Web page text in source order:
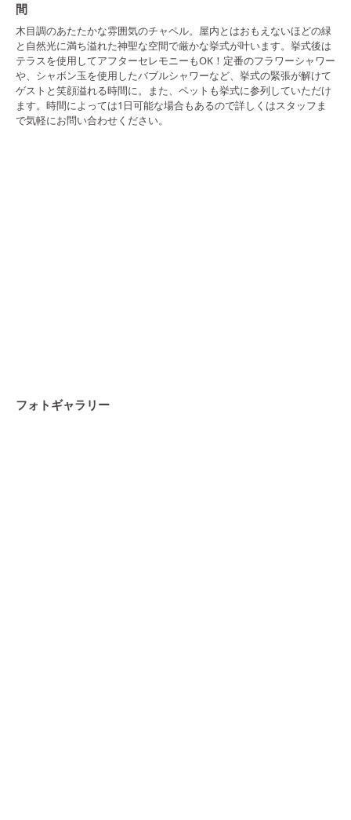
間
木目調のあたたかな雰囲気のチャペル。屋内とはおもえないほどの緑
と自然光に満ち溢れた神聖な空間で厳かな挙式が叶います。挙式後は
テラスを使用してアフターセレモニーもOK！定番のフラワーシャワー
や、シャボン玉を使用したバブルシャワーなど、挙式の緊張が解けて
ゲストと笑顔溢れる時間に。また、ペットも挙式に参列していただけ
ます。時間によっては1日可能な場合もあるので詳しくはスタッフま
で気軽にお問い合わせください。
フォトギャラリー